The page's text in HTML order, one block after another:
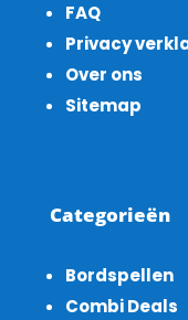
FAQ
Privacy
Over ons
Sitemap
Categorieën
Bordspellen
Combi Deals